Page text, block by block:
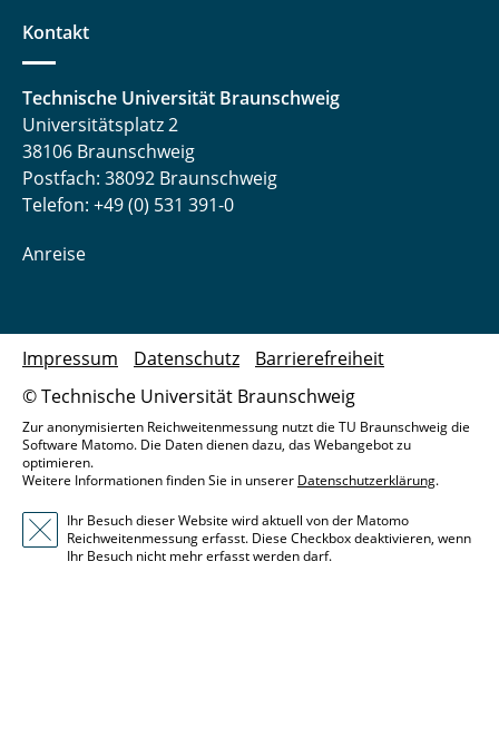
Kontakt
Technische Universität Braunschweig
Universitätsplatz 2
38106 Braunschweig
Postfach: 38092 Braunschweig
Telefon: +49 (0) 531 391-0
Anreise
© Technische Universität Braunschweig
Impressum Datenschutz Barrierefreiheit
Zur anonymisierten Reichweitenmessung nutzt die TU Braunschweig die
Software Matomo. Die Daten dienen dazu, das Webangebot zu
optimieren.
Weitere Informationen finden Sie in unserer Datenschutzerklärung.
Ihr Besuch dieser Website wird aktuell von der Matomo
Reichweitenmessung erfasst. Diese Checkbox deaktivieren, wenn
Ihr Besuch nicht mehr erfasst werden darf.